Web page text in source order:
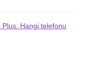
Hangi telefonu